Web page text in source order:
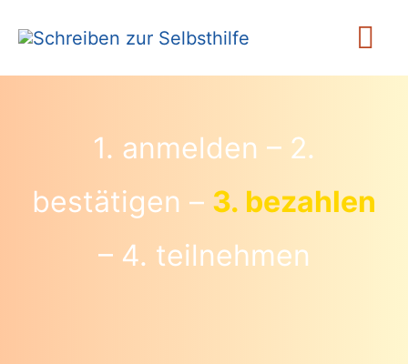
Inhalt
springen
1. anmelden – 2.
bestätigen – 3. bezahlen
– 4. teilnehmen